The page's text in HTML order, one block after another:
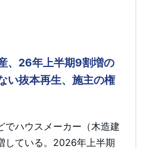
、26年上半期9割増の
抜本再生、施主の権
でハウスメーカー（木造建
している。2026年上半期